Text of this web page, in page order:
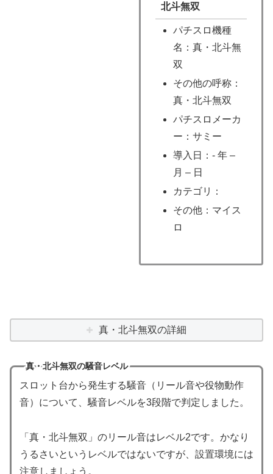
北斗無双
パチスロ機種
名：真・北斗無
双
その他の呼称：
真・北斗無双
パチスロメーカ
ー：サミー
導入日：- 年 –
月 – 日
カテゴリ：
その他：マイス
ロ
真・北斗無双の詳細
真・北斗無双の騒音レベル
スロット台から発生する騒音（リール音や役物動作
音）について、騒音レベルを3段階で判定しました。
「真・北斗無双」のリール音はレベル2です。かなり
うるさいというレベルではないですが、設置環境には
注意しましょう。